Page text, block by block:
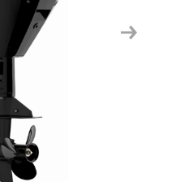
Next